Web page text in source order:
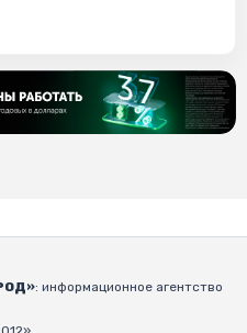
: информационное агентство